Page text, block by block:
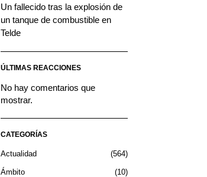
Un fallecido tras la explosión de
un tanque de combustible en
Telde
ÚLTIMAS REACCIONES
No hay comentarios que
mostrar.
CATEGORÍAS
Actualidad 564
Ámbito 10